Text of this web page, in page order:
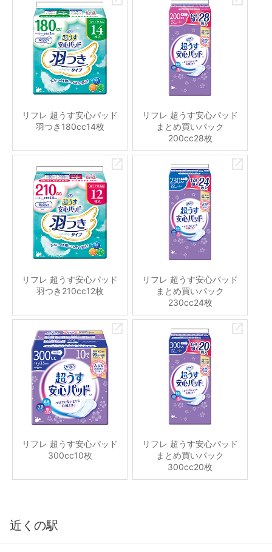
リフレ 超うす安心パッド
羽つき180cc14枚
リフレ 超うす安心パッド
まとめ買いパック
200cc28枚
リフレ 超うす安心パッド
羽つき210cc12枚
リフレ 超うす安心パッド
まとめ買いパック
230cc24枚
リフレ 超うす安心パッド
300cc10枚
リフレ 超うす安心パッド
まとめ買いパック
300cc20枚
近くの駅